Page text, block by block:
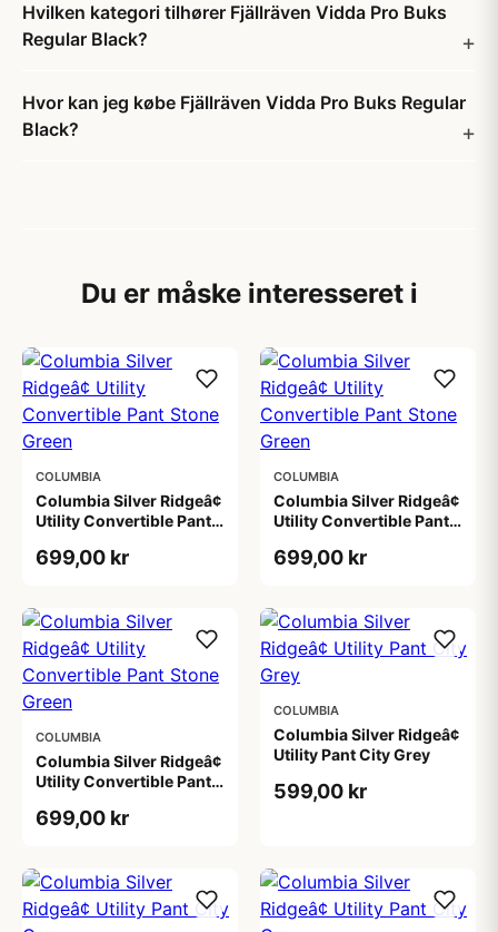
Hvilken kategori tilhører Fjällräven Vidda Pro Buks
Regular Black?
Hvor kan jeg købe Fjällräven Vidda Pro Buks Regular
Black?
Du er måske interesseret i
COLUMBIA
Columbia Silver Ridgeâ¢
Utility Convertible Pant
699,00 kr
COLUMBIA
Columbia Silver Ridgeâ¢
Utility Convertible Pant
699,00 kr
COLUMBIA
Columbia Silver Ridgeâ¢
Utility Convertible Pant
699,00 kr
COLUMBIA
Columbia Silver Ridgeâ¢
Utility Pant City Grey
599,00 kr